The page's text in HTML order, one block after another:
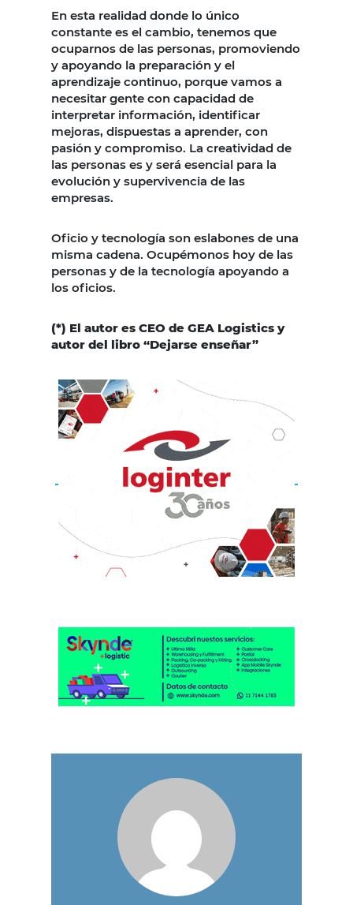
En esta realidad donde lo único
constante es el cambio, tenemos que
ocuparnos de las personas, promoviendo
y apoyando la preparación y el
aprendizaje continuo, porque vamos a
necesitar gente con capacidad de
interpretar información, identificar
mejoras, dispuestas a aprender, con
pasión y compromiso. La creatividad de
las personas es y será esencial para la
evolución y supervivencia de las
empresas.
Oficio y tecnología son eslabones de una
misma cadena. Ocupémonos hoy de las
personas y de la tecnología apoyando a
los oficios.
(*) El autor es CEO de GEA Logistics y
autor del libro “Dejarse enseñar”